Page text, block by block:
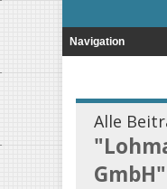
Alle
GmbH"